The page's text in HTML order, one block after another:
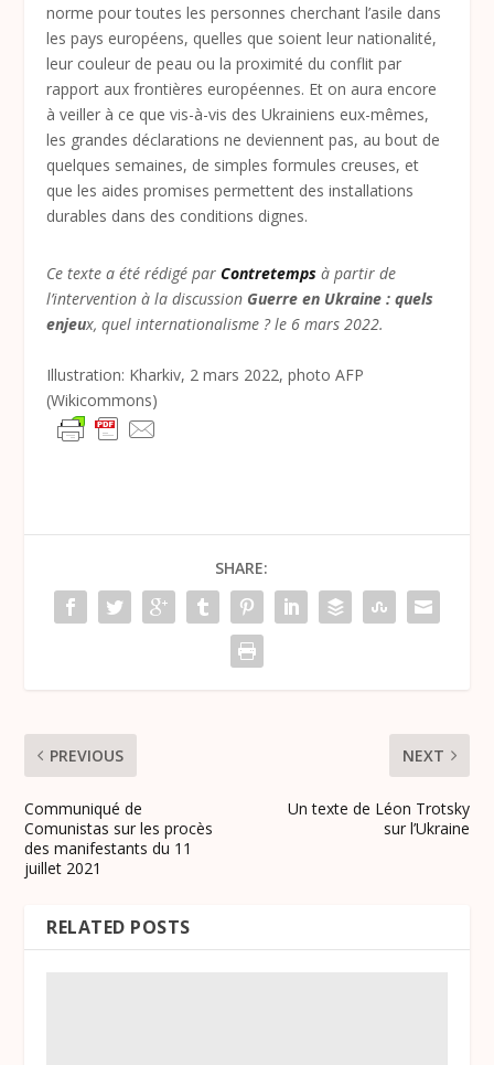
norme pour toutes les personnes cherchant l’asile dans
les pays européens, quelles que soient leur nationalité,
leur couleur de peau ou la proximité du conflit par
rapport aux frontières européennes. Et on aura encore
à veiller à ce que vis-à-vis des Ukrainiens eux-mêmes,
les grandes déclarations ne deviennent pas, au bout de
quelques semaines, de simples formules creuses, et
que les aides promises permettent des installations
durables dans des conditions dignes.
Ce texte a été rédigé parContretempsà partir de
l’intervention à la discussion Guerre en Ukraine : quels
enjeux, quel internationalisme ? le 6 mars 2022.
Illustration: Kharkiv, 2 mars 2022, photo AFP
(Wikicommons)
SHARE:
PREVIOUS
Communiqué de
Comunistas sur les procès
des manifestants du 11
juillet 2021
NEXT
Un texte de Léon Trotsky
sur l’Ukraine
RELATED POSTS